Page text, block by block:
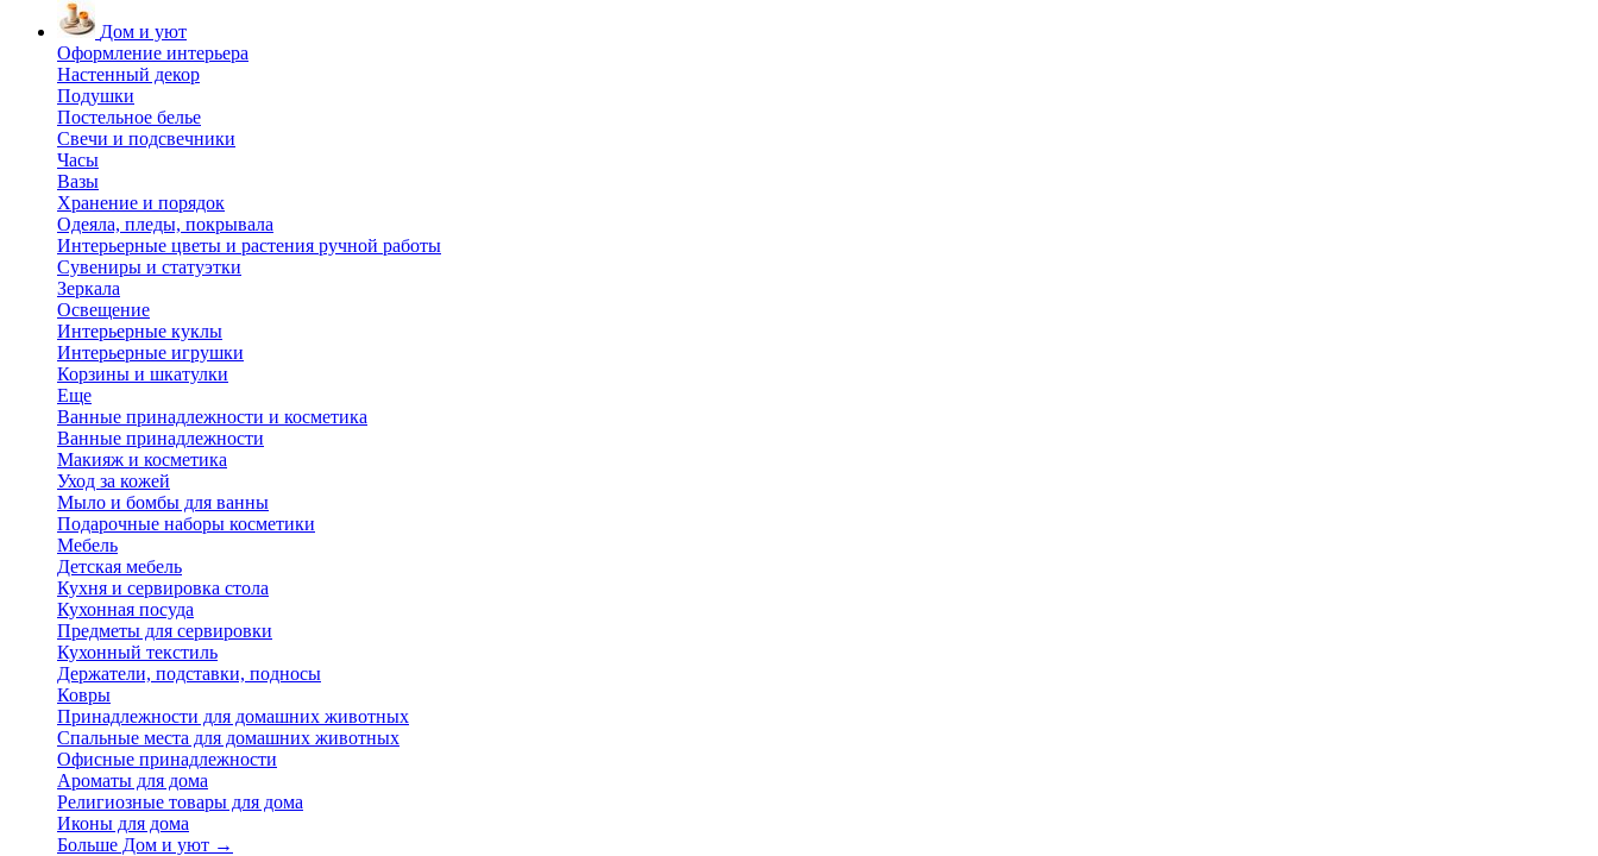
Дом и уют
Оформление интерьера
Настенный декор
Подушки
Постельное белье
Свечи и подсвечники
Часы
Вазы
Хранение и порядок
Одеяла, пледы, покрывала
Интерьерные цветы и растения ручной работы
Сувениры и статуэтки
Зеркала
Освещение
Интерьерные куклы
Интерьерные игрушки
Корзины и шкатулки
Еще
Ванные принадлежности и косметика
Ванные принадлежности
Макияж и косметика
Уход за кожей
Мыло и бомбы для ванны
Подарочные наборы косметики
Мебель
Детская мебель
Кухня и сервировка стола
Кухонная посуда
Предметы для сервировки
Кухонный текстиль
Держатели, подставки, подносы
Ковры
Принадлежности для домашних животных
Спальные места для домашних животных
Офисные принадлежности
Ароматы для дома
Религиозные товары для дома
Иконы для дома
Больше Дом и уют →